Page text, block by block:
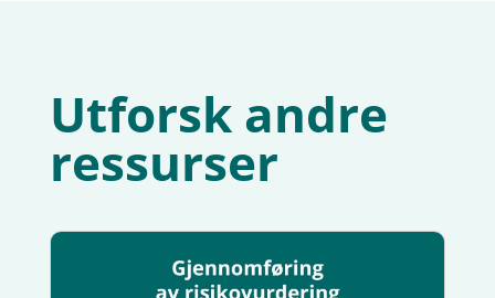
Utforsk andre
ressurser